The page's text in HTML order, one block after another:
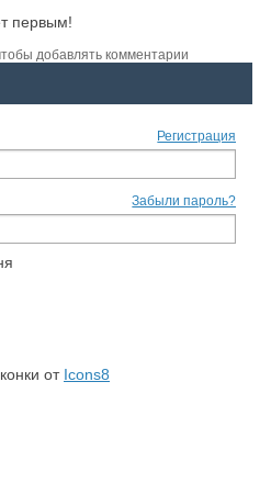
первым!
добавлять комментарии
Регистрация
Забыли пароль?
от Icons8